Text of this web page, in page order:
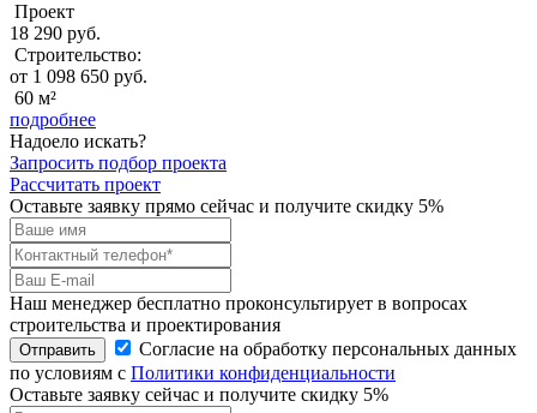
Проект
18 290 руб.
Строительство:
от 1 098 650 руб.
60 м²
подробнее
Надоело искать?
Запросить подбор проекта
Рассчитать проект
Оставьте заявку прямо сейчас и получите скидку 5%
Наш менеджер бесплатно проконсультирует в вопросах
строительства и проектирования
Отправить
Согласие на обработку персональных данных
по условиям с Политики конфиденциальности
Оставьте заявку сейчас и получите скидку 5%